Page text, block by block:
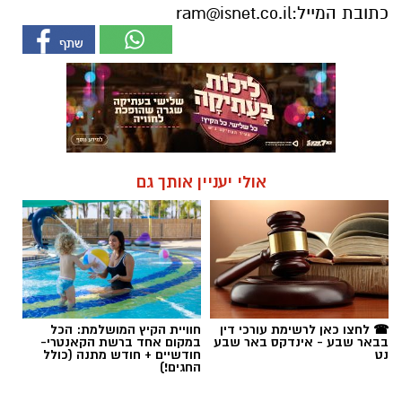
כתובת המייל:ram@isnet.co.il
אולי יעניין אותך גם
☎ לחצו כאן לרשימת עורכי דין
בבאר שבע - אינדקס באר שבע
נט
חוויית הקיץ המושלמת: הכל
במקום אחד ברשת הקאנטרי-
חודשיים + חודש מתנה (כולל
החגים!)